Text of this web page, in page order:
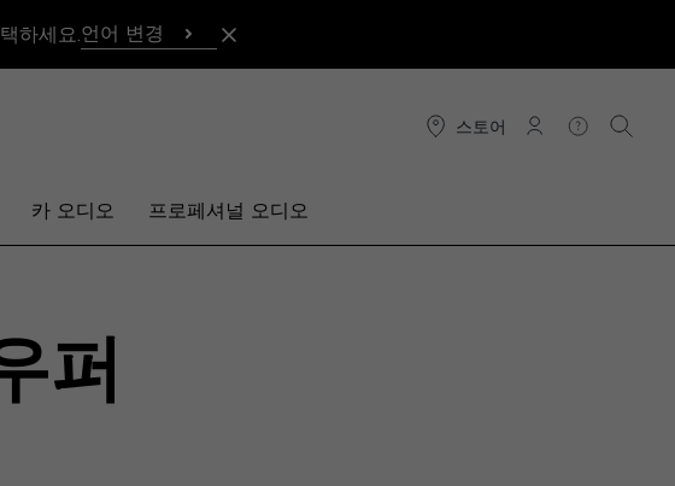
하세요. 언어 변경
스토어
연결 도움말검색
카 오디오 프로페셔널 오디오
퍼